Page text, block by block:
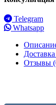
Telegram
Whatsapp
Отзывы